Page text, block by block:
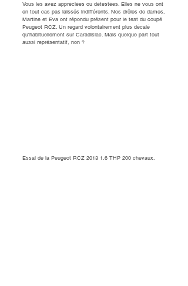
Vous les avez appréciées ou détestées. Elles ne vous ont
en tout cas pas laissés indifférents. Nos drôles de dames,
Martine et Eva ont répondu présent pour le test du coupé
Peugeot RCZ. Un regard volontairement plus décalé
qu'habituellement sur Caradisiac. Mais quelque part tout
aussi représentatif, non ?
Essai de la Peugeot RCZ 2013 1.6 THP 200 chevaux.